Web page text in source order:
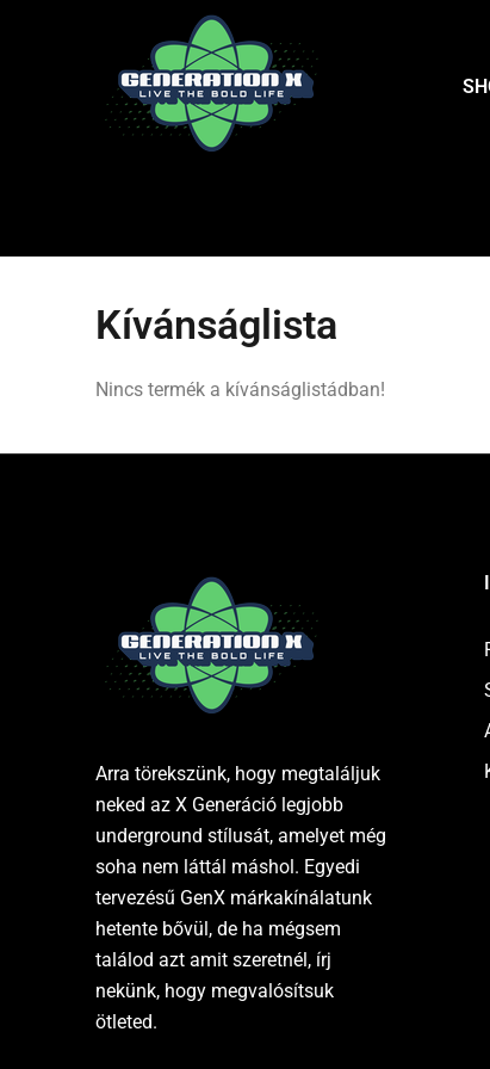
Kívánságlista
Nincs termék a kívánságlistádban!
Arra törekszünk, hogy megtaláljuk
neked az X Generáció legjobb
underground stílusát, amelyet még
soha nem láttál máshol. Egyedi
tervezésű GenX márkakínálatunk
hetente bővül, de ha mégsem
találod azt amit szeretnél, írj
nekünk, hogy megvalósítsuk
ötleted.